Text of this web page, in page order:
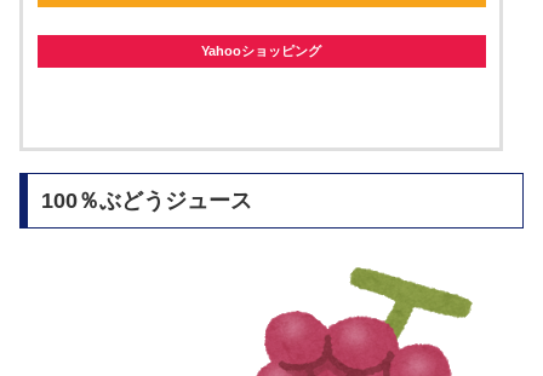
Yahooショッピング
100％ぶどうジュース